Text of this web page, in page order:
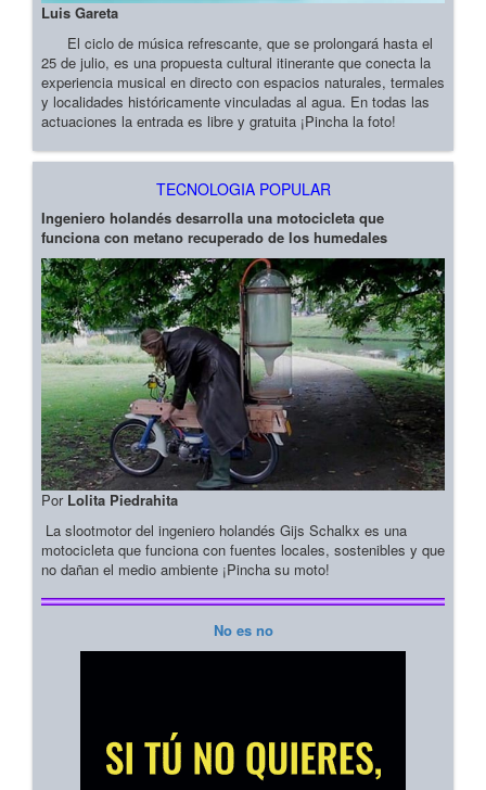
Luis Gareta
El ciclo de música refrescante, que se prolongará hasta el
25 de julio, es una propuesta cultural itinerante que conecta la
experiencia musical en directo con espacios naturales, termales
y localidades históricamente vinculadas al agua. En todas las
actuaciones la entrada es libre y gratuita ¡Pincha la foto!
TECNOLOGIA POPULAR
Ingeniero holandés desarrolla una motocicleta que
funciona con metano recuperado de los humedales
Por Lolita Piedrahita
La slootmotor del ingeniero holandés Gijs Schalkx es una
motocicleta que funciona con fuentes locales, sostenibles y que
no dañan el medio ambiente ¡Pincha su moto!
No es no